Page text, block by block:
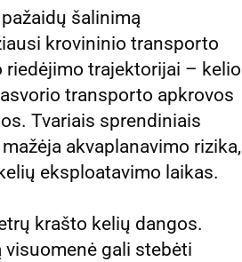
šalinimą
krovininio transporto
trajektorijai – kelio
transporto apkrovos
Tvariais sprendiniais
akvaplanavimo rizika,
eksploatavimo laikas.
krašto kelių dangos.
visuomenė gali stebėti